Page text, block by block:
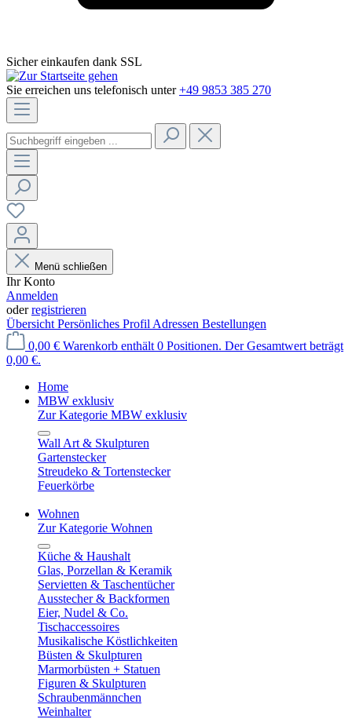
Sicher einkaufen dank SSL
Sie erreichen uns telefonisch unter +49 9853 385 270
Menü schließen
Ihr Konto
Anmelden
oderregistrieren
Übersicht Persönliches Profil Adressen Bestellungen
0,00 € Warenkorb enthält 0 Positionen. Der Gesamtwert beträgt
0,00 €.
Home
MBW exklusiv
Zur Kategorie MBW exklusiv
Wall Art & Skulpturen
Gartenstecker
Streudeko & Tortenstecker
Feuerkörbe
Wohnen
Zur Kategorie Wohnen
Küche & Haushalt
Glas, Porzellan & Keramik
Servietten & Taschentücher
Ausstecher & Backformen
Eier, Nudel & Co.
Tischaccessoires
Musikalische Köstlichkeiten
Büsten & Skulpturen
Marmorbüsten + Statuen
Figuren & Skulpturen
Schraubenmännchen
Weinhalter